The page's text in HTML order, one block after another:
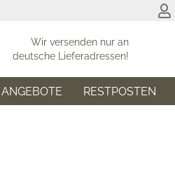
Wir versenden nur an
deutsche Lieferadressen!
ANGEBOTE RESTPOSTEN